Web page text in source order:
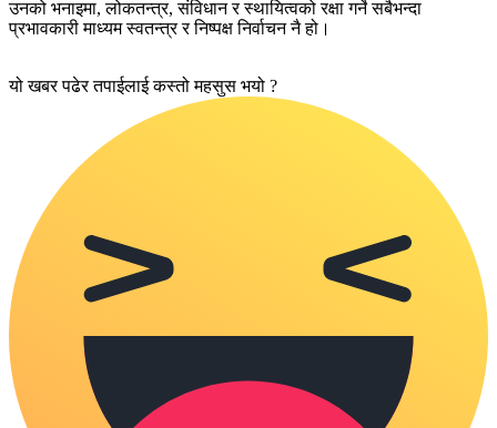
उनको भनाइमा, लोकतन्त्र, संविधान र स्थायित्वको रक्षा गर्ने सबैभन्दा
प्रभावकारी माध्यम स्वतन्त्र र निष्पक्ष निर्वाचन नै हो।
यो खबर पढेर तपाईलाई कस्तो महसुस भयो ?